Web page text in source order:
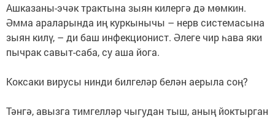
Ашказаны-эчәк трактына зыян килергә дә мөмкин.
Әмма араларында иң куркынычы – нерв системасына
зыян килү, – ди баш инфекционист. Әлеге чир һава яки
пычрак савыт-саба, су аша йога.
Коксаки вирусы нинди билгеләр белән аерыла соң?
Тәнгә, авызга тимгелләр чыгудан тыш, аның йоктырган